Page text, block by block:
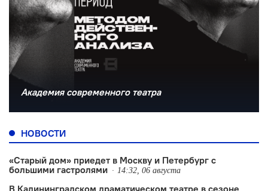
Академия современного театра
НОВОСТИ
«Старый дом» приедет в Москву и Петербург с
большими гастролями
14:32, 06 августа